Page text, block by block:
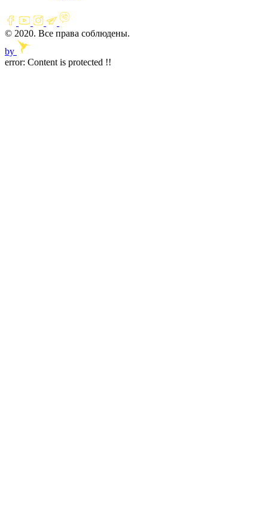
© 2020. Все права соблюдены.
by
error: Content is protected !!